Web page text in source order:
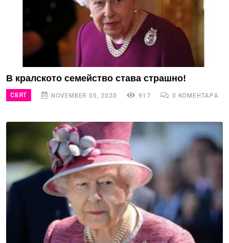
В кралското семейство става страшно!
СВЯТ NOVEMBER 05, 2020 917 0 КОМЕНТАРА